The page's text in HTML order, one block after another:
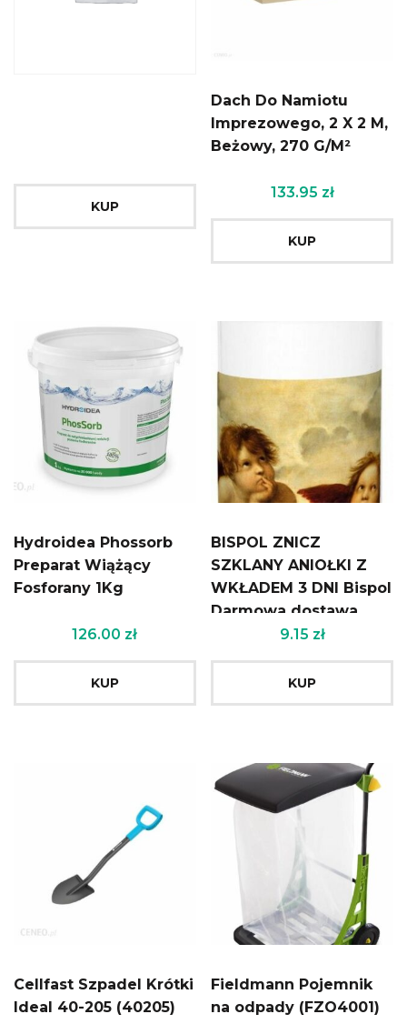
KUP
Dach Do Namiotu
Imprezowego, 2 X 2 M,
Beżowy, 270 G/M²
133.95 zł
KUP
Hydroidea Phossorb
Preparat Wiążący
Fosforany 1Kg
126.00 zł
KUP
BISPOL ZNICZ
SZKLANY ANIOŁKI Z
WKŁADEM 3 DNI Bispol
Darmowa dostawa
przy zakupach za
500zł
9.15 zł
KUP
Cellfast Szpadel Krótki
Ideal 40-205 (40205)
Fieldmann Pojemnik
na odpady (FZO4001)